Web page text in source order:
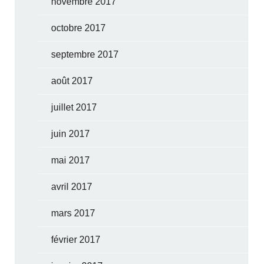
octobre 2017
septembre 2017
août 2017
juillet 2017
juin 2017
mai 2017
avril 2017
mars 2017
février 2017